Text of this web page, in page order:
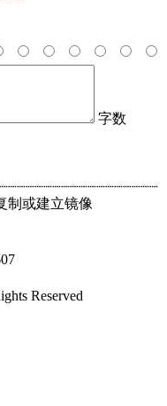
字数
制或建立镜像
Reserved